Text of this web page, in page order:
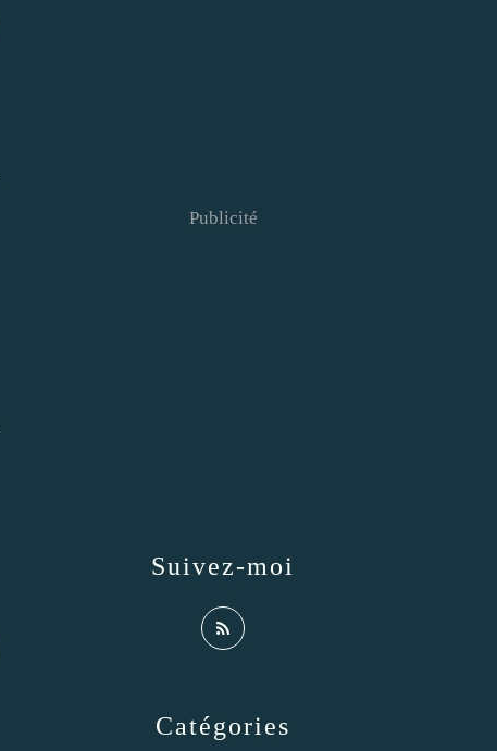
Catégories
Suivez-moi
Publicité